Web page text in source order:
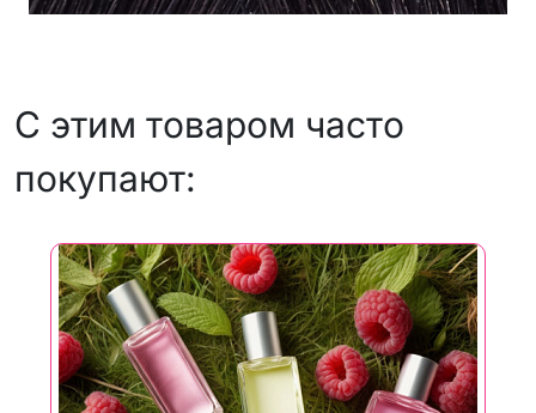
С этим товаром часто
покупают: